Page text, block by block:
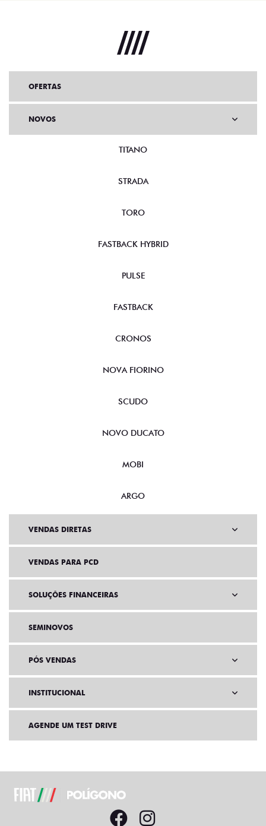
OFERTAS
NOVOS
TITANO
STRADA
TORO
FASTBACK HYBRID
PULSE
FASTBACK
CRONOS
NOVA FIORINO
SCUDO
NOVO DUCATO
MOBI
ARGO
VENDAS DIRETAS
VENDAS PARA PCD
SOLUÇÕES FINANCEIRAS
SEMINOVOS
PÓS VENDAS
INSTITUCIONAL
AGENDE UM TEST DRIVE